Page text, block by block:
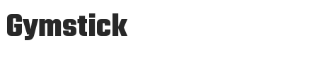
Gymstick